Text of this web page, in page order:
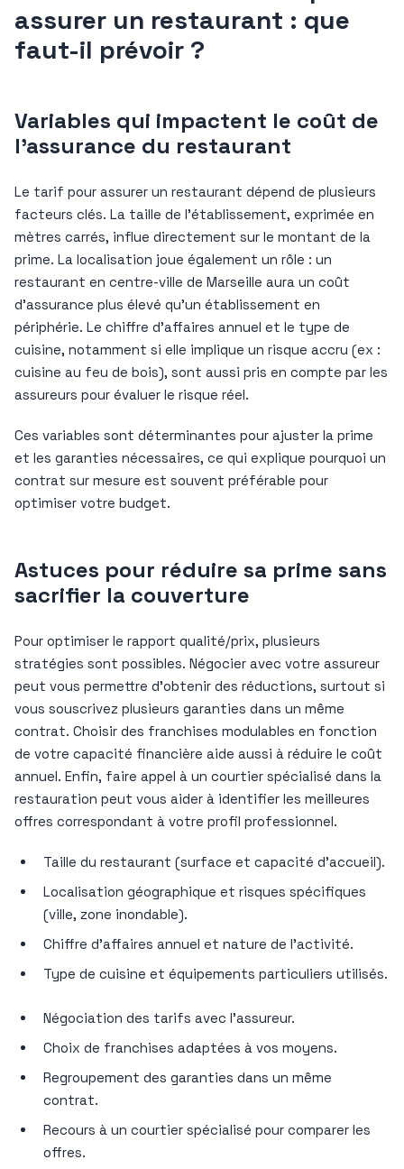
assurer un restaurant : que
faut-il prévoir ?
Variables qui impactent le coût de
l’assurance du restaurant
Le tarif pour assurer un restaurant dépend de plusieurs
facteurs clés. La taille de l’établissement, exprimée en
mètres carrés, influe directement sur le montant de la
prime. La localisation joue également un rôle : un
restaurant en centre-ville de Marseille aura un coût
d’assurance plus élevé qu’un établissement en
périphérie. Le chiffre d’affaires annuel et le type de
cuisine, notamment si elle implique un risque accru (ex :
cuisine au feu de bois), sont aussi pris en compte par les
assureurs pour évaluer le risque réel.
Ces variables sont déterminantes pour ajuster la prime
et les garanties nécessaires, ce qui explique pourquoi un
contrat sur mesure est souvent préférable pour
optimiser votre budget.
Astuces pour réduire sa prime sans
sacrifier la couverture
Pour optimiser le rapport qualité/prix, plusieurs
stratégies sont possibles. Négocier avec votre assureur
peut vous permettre d’obtenir des réductions, surtout si
vous souscrivez plusieurs garanties dans un même
contrat. Choisir des franchises modulables en fonction
de votre capacité financière aide aussi à réduire le coût
annuel. Enfin, faire appel à un courtier spécialisé dans la
restauration peut vous aider à identifier les meilleures
offres correspondant à votre profil professionnel.
Taille du restaurant (surface et capacité d’accueil).
Localisation géographique et risques spécifiques
(ville, zone inondable).
Chiffre d’affaires annuel et nature de l’activité.
Type de cuisine et équipements particuliers utilisés.
Négociation des tarifs avec l’assureur.
Choix de franchises adaptées à vos moyens.
Regroupement des garanties dans un même
contrat.
Recours à un courtier spécialisé pour comparer les
offres.